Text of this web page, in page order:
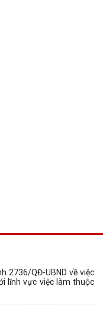
2736/QĐ-UBND về việc
lĩnh vực việc làm thuộc